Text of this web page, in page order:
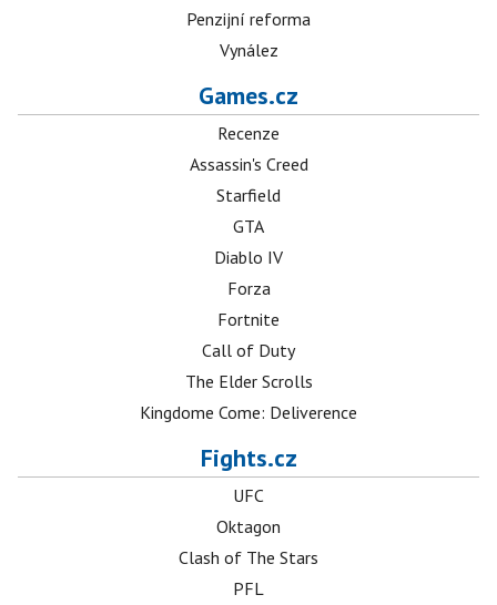
Penzijní reforma
Vynález
Games.cz
Recenze
Assassin's Creed
Starfield
GTA
Diablo IV
Forza
Fortnite
Call of Duty
The Elder Scrolls
Kingdome Come: Deliverence
Fights.cz
UFC
Oktagon
Clash of The Stars
PFL